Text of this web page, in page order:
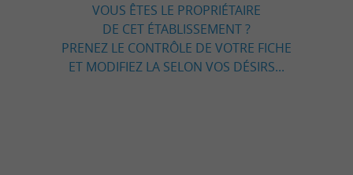
VOUS ÊTES LE PROPRIÉTAIRE
DE CET ÉTABLISSEMENT ?
PRENEZ LE CONTRÔLE DE VOTRE FICHE
ET MODIFIEZ LA SELON VOS DÉSIRS...